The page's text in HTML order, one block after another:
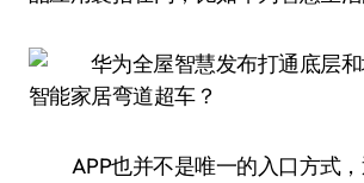
APP也并不是唯一的入口方式